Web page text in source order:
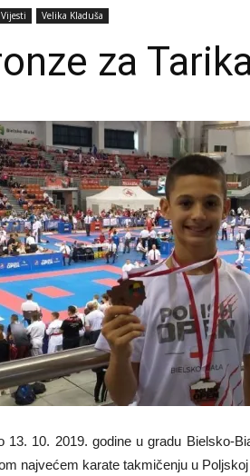
Vijesti Velika Kladuša
za
13. 10. 2019. godine u gradu Bielsko-
najvećem karate takmičenju u